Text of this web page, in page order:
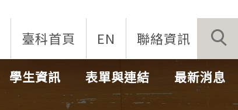
臺科首頁 EN 聯絡資訊
學生資訊 表單與連結 最新消息